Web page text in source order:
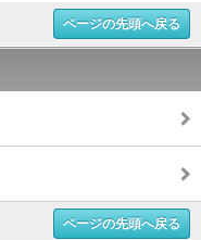
ページの先頭へ戻る
ページの先頭へ戻る